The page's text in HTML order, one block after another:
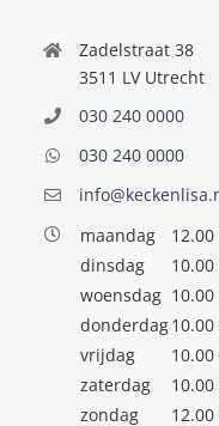
Zadelstraat 38
3511 LV Utrecht
030 240 0000
030 240 0000
maandag
dinsdag
woensdag
donderdag
vrijdag
zaterdag
zondag